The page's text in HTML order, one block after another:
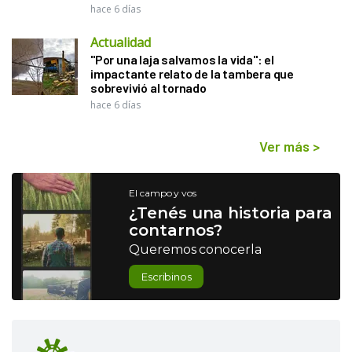
hace 6 días
Actualidad
"Por una laja salvamos la vida": el
impactante relato de la tambera que
sobrevivió al tornado
hace 6 días
Ver más >
El campo y vos
¿Tenés una historia para
contarnos?
Queremos conocerla
Escribinos